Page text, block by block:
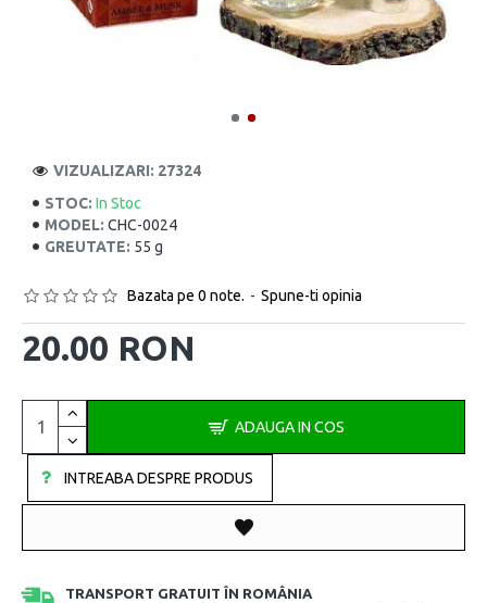
STOC: In Stoc
MODEL: CHC-0024
GREUTATE: 55 g
VIZUALIZARI: 27324
Bazata pe 0 note. - Spune-ti opinia
20.00 RON
ADAUGA IN COS
INTREABA DESPRE PRODUS
TRANSPORT GRATUIT ÎN ROMÂNIA